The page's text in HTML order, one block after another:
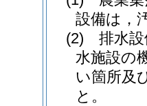
設備は，
(2)
排水
水施設の
い箇所及
と。